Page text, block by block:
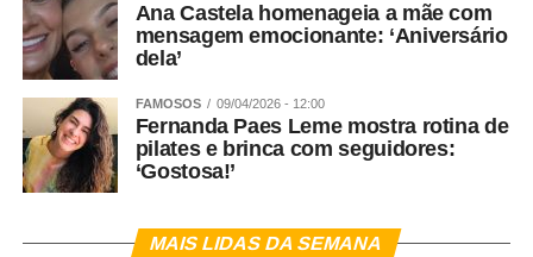
Ana Castela homenageia a mãe com
mensagem emocionante: ‘Aniversário
dela’
FAMOSOS 09/04/2026 - 12:00
Fernanda Paes Leme mostra rotina de
pilates e brinca com seguidores:
‘Gostosa!’
MAIS LIDAS DA SEMANA